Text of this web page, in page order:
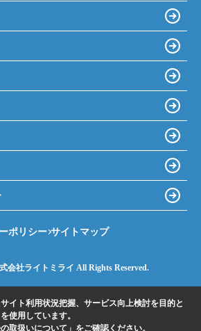
ポリシー サイトマップ
会社ライトミライ All Rights Reserved.
イト利用状況把握、サービス向上検討を目的と
使用しています。
の取扱いについて」 をご確認ください。